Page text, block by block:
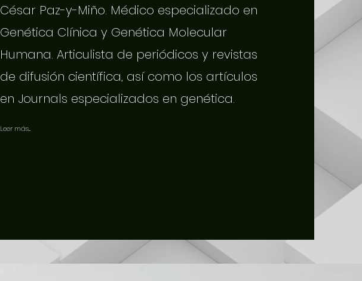
César Paz-y-Miño. Médico especializado en
Genética Clínica y Genética Molecular
Humana. Articulista de periódicos y revistas
de difusión científica, así como los artículos
en Journals especializados en genética.
Leer más...